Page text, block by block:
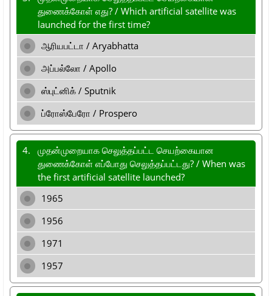
துணைக்கோள் எது? / Which artificial satellite was
launched for the first time?
ஆரியபட்டா / Aryabhatta
அப்பல்லோ / Apollo
ஸ்புட்னிக் / Sputnik
ப்ரோஸ்பேரோ / Prospero
4.
முதன்முறையாக செலுத்தப்பட்ட செயற்கையான
துணைக்கோள் எப்போது செலுத்தப்பட்டது? / When was
the first artificial satellite launched?
1965
1956
1971
1957